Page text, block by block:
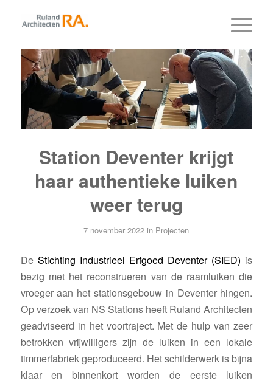
Station Deventer krijgt
haar authentieke luiken
weer terug
7 november 2022 in Projecten
De Stichting Industrieel Erfgoed Deventer (SIED) is
bezig met het reconstrueren van de raamluiken die
vroeger aan het stationsgebouw in Deventer hingen.
Op verzoek van NS Stations heeft Ruland Architecten
geadviseerd in het voortraject. Met de hulp van zeer
betrokken vrijwilligers zijn de luiken in een lokale
timmerfabriek geproduceerd. Het schilderwerk is bijna
klaar en binnenkort worden de eerste luiken